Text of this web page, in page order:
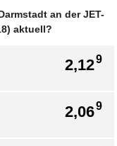
an der JET-
aktuell?
2,129
2,069